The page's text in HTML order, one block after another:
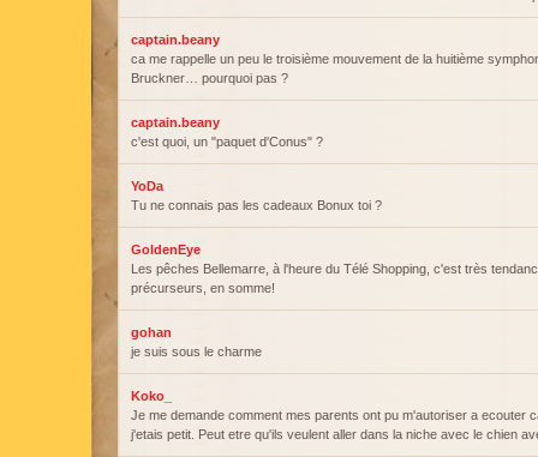
captain.beany
ca me rappelle un peu le troisième mouvement de la huitième
Bruckner… pourquoi pas ?
captain.beany
c'est quoi, un "paquet d'Conus" ?
YoDa
Tu ne connais pas les cadeaux Bonux toi ?
GoldenEye
Les pêches Bellemarre, à l'heure du Télé Shopping, c'est très
précurseurs, en somme!
gohan
je suis sous le charme
Koko_
Je me demande comment mes parents ont pu m'autoriser a ecouter
j'etais petit. Peut etre qu'ils veulent aller dans la niche avec le chien